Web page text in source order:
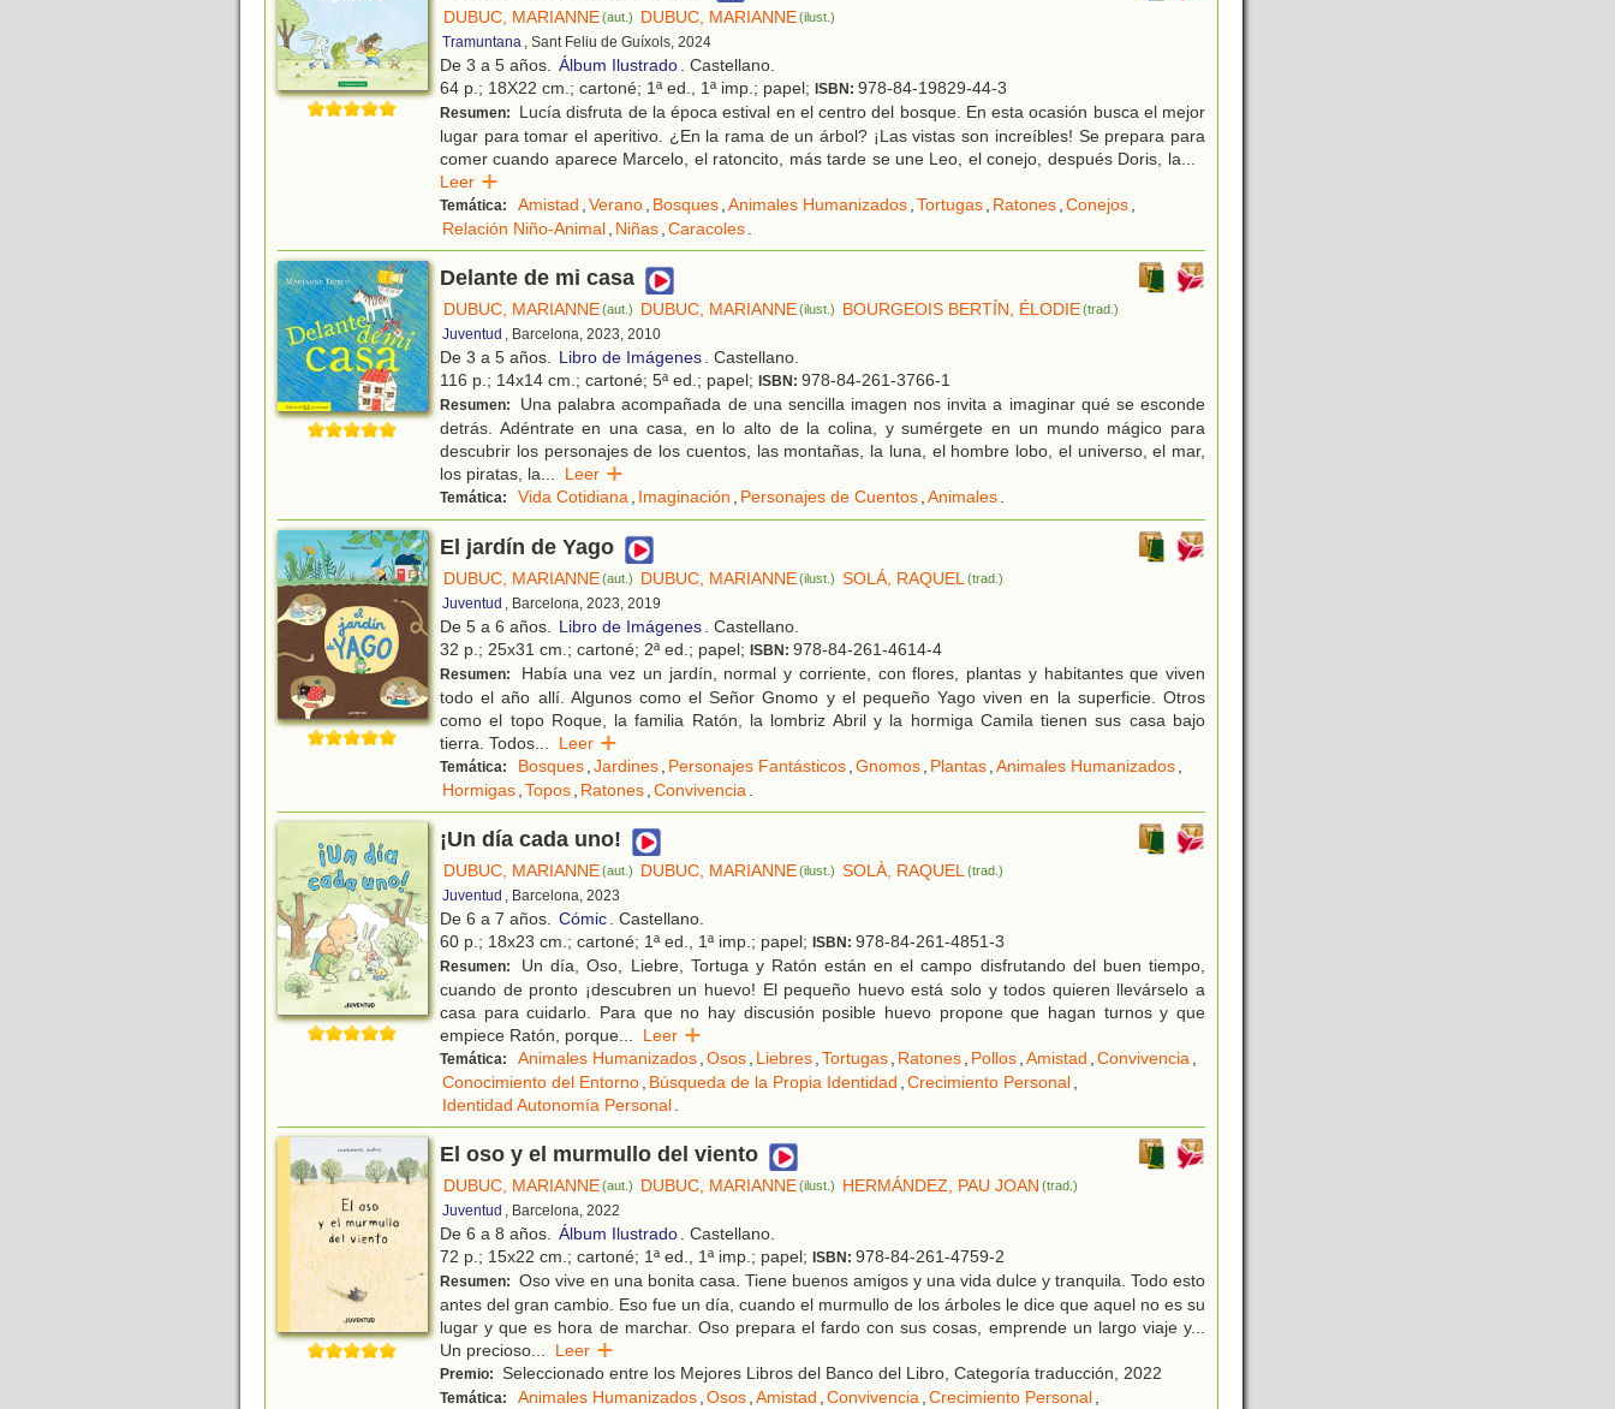
DUBUC, MARIANNE(aut.) DUBUC, MARIANNE(ilust.)
Tramuntana , Sant Feliu de Guíxols, 2024
De 3 a 5 años. Álbum Ilustrado. Castellano.
64 p.; 18X22 cm.; cartoné; 1ª ed., 1ª imp.; papel; ISBN: 978-84-19829-44-3
Resumen:
Lucía disfruta de la época estival en el centro del bosque. En esta ocasión busca el mejor
lugar para tomar el aperitivo. ¿En la rama de un árbol? ¡Las vistas son increíbles! Se prepara para
comer cuando aparece Marcelo, el ratoncito, más tarde se une Leo, el conejo, después Doris, la...
Leer
Temática: Amistad ,Verano, Bosques,Animales Humanizados,Tortugas, Ratones,Conejos,
Relación Niño-Animal, Niñas,Caracoles.
Delante de mi casa
DUBUC, MARIANNE(aut.) DUBUC, MARIANNE(ilust.) BOURGEOIS BERTÍN, ÉLODIE (trad.)
Juventud , Barcelona, 2023, 2010
De 3 a 5 años. Libro de Imágenes. Castellano.
116 p.; 14x14 cm.; cartoné; 5ª ed.; papel; ISBN: 978-84-261-3766-1
Resumen:
Una palabra acompañada de una sencilla imagen nos invita a imaginar qué se esconde
detrás. Adéntrate en una casa, en lo alto de la colina, y sumérgete en un mundo mágico para
descubrir los personajes de los cuentos, las montañas, la luna, el hombre lobo, el universo, el mar,
los piratas, la... Leer
Temática: Vida Cotidiana, Imaginación , Personajes de Cuentos,Animales.
El jardín de Yago
DUBUC, MARIANNE(aut.) DUBUC, MARIANNE(ilust.) SOLÁ, RAQUEL (trad.)
Juventud , Barcelona, 2023, 2019
De 5 a 6 años. Libro de Imágenes. Castellano.
32 p.; 25x31 cm.; cartoné; 2ª ed.; papel; ISBN: 978-84-261-4614-4
Resumen:
Había una vez un jardín, normal y corriente, con flores, plantas y habitantes que viven
todo el año allí. Algunos como el Señor Gnomo y el pequeño Yago viven en la superficie. Otros
como el topo Roque, la familia Ratón, la lombriz Abril y la hormiga Camila tienen sus casa bajo
tierra. Todos... Leer
Temática: Bosques,Jardines, Personajes Fantásticos,Gnomos, Plantas,Animales Humanizados,
Hormigas,Topos, Ratones,Convivencia.
¡Un día cada uno!
DUBUC, MARIANNE(aut.) DUBUC, MARIANNE(ilust.) SOLÀ, RAQUEL (trad.)
Juventud , Barcelona, 2023
De 6 a 7 años. Cómic. Castellano.
60 p.; 18x23 cm.; cartoné; 1ª ed., 1ª imp.; papel; ISBN: 978-84-261-4851-3
Resumen:
Un día, Oso, Liebre, Tortuga y Ratón están en el campo disfrutando del buen tiempo,
cuando de pronto ¡descubren un huevo! El pequeño huevo está solo y todos quieren llevárselo a
casa para cuidarlo. Para que no hay discusión posible huevo propone que hagan turnos y que
empiece Ratón, porque... Leer
Temática: Animales Humanizados,Osos, Liebres,Tortugas, Ratones, Pollos,Amistad ,Convivencia,
Conocimiento del Entorno, Búsqueda de la Propia Identidad ,Crecimiento Personal,
Identidad Autonomía Personal.
El oso y el murmullo del viento
DUBUC, MARIANNE(aut.) DUBUC, MARIANNE(ilust.) HERMÁNDEZ, PAU JOAN (trad.)
Juventud , Barcelona, 2022
De 6 a 8 años. Álbum Ilustrado. Castellano.
72 p.; 15x22 cm.; cartoné; 1ª ed., 1ª imp.; papel; ISBN: 978-84-261-4759-2
Resumen: Oso vive en una bonita casa. Tiene buenos amigos y una vida dulce y tranquila. Todo esto
antes del gran cambio. Eso fue un día, cuando el murmullo de los árboles le dice que aquel no es su
lugar y que es hora de marchar. Oso prepara el fardo con sus cosas, emprende un largo viaje y...
Un precioso... Leer
Premio: Seleccionado entre los Mejores Libros del Banco del Libro, Categoría traducción, 2022
Temática: Animales Humanizados,Osos,Amistad ,Convivencia,Crecimiento Personal,